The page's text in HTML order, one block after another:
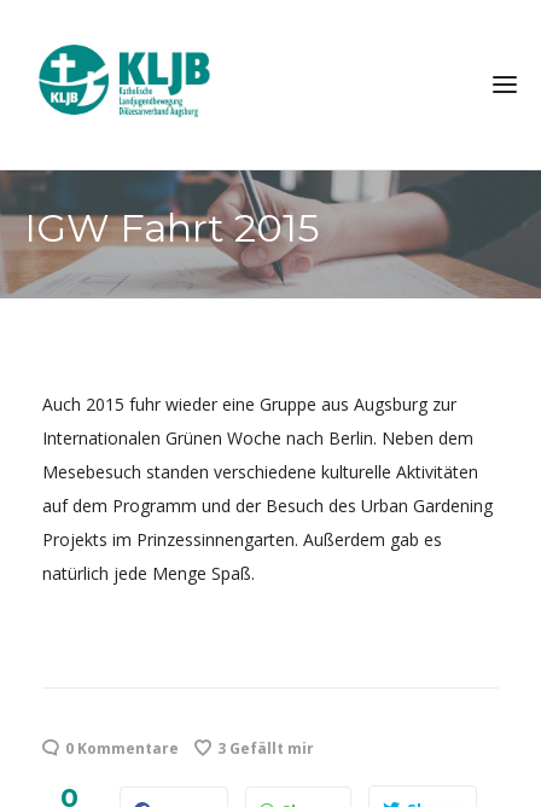
IGW Fahrt 2015
Auch 2015 fuhr wieder eine Gruppe aus Augsburg zur
Internationalen Grünen Woche nach Berlin. Neben dem
Mesebesuch standen verschiedene kulturelle Aktivitäten
auf dem Programm und der Besuch des Urban Gardening
Projekts im Prinzessinnengarten. Außerdem gab es
natürlich jede Menge Spaß.
0 Kommentare 3 Gefällt mir
0